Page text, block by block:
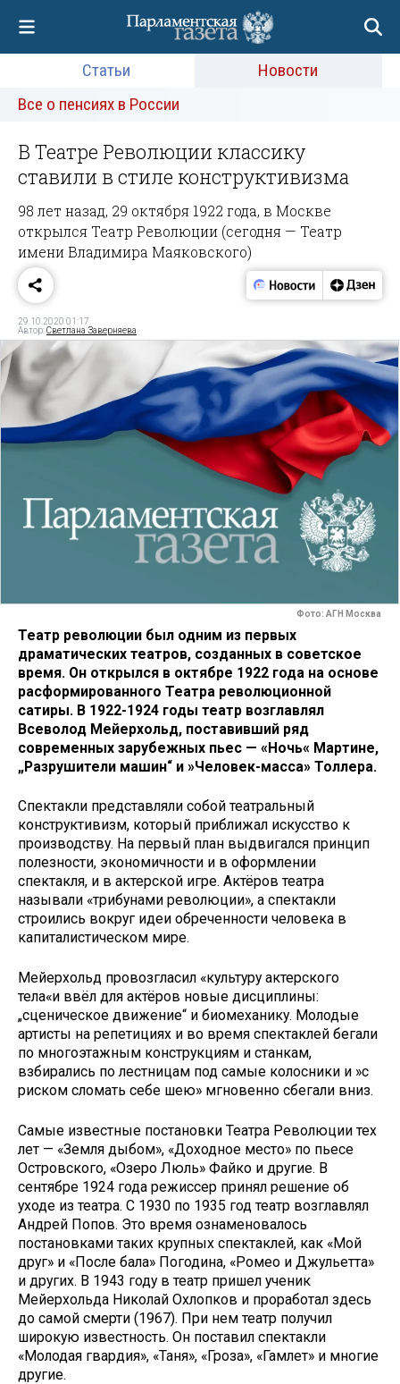
Статьи
Новости
Все о пенсиях в России
В Театре Революции классику
ставили в стиле конструктивизма
98 лет назад, 29 октября 1922 года, в Москве
открылся Театр Революции (сегодня — Театр
имени Владимира Маяковского)
29.10.2020 01:17
Автор:Светлана Заверняева
Фото: АГН Москва
Театр революции был одним из первых
драматических театров, созданных в советское
время. Он открылся в октябре 1922 года на основе
расформированного Театра революционной
сатиры. В 1922-1924 годы театр возглавлял
Всеволод Мейерхольд, поставивший ряд
современных зарубежных пьес — «Ночь« Мартине,
„Разрушители машин“ и »Человек-масса» Толлера.
Спектакли представляли собой театральный
конструктивизм, который приближал искусство к
производству. На первый план выдвигался принцип
полезности, экономичности и в оформлении
спектакля, и в актерской игре. Актёров театра
называли «трибунами революции», а спектакли
строились вокруг идеи обреченности человека в
капиталистическом мире.
Мейерхольд провозгласил «культуру актерского
тела«и ввёл для актёров новые дисциплины:
„сценическое движение“ и биомеханику. Молодые
артисты на репетициях и во время спектаклей бегали
по многоэтажным конструкциям и станкам,
взбирались по лестницам под самые колосники и »с
риском сломать себе шею» мгновенно сбегали вниз.
Самые известные постановки Театра Революции тех
лет — «Земля дыбом», «Доходное место» по пьесе
Островского, «Озеро Люль» Файко и другие. В
сентябре 1924 года режиссер принял решение об
уходе из театра. С 1930 по 1935 год театр возглавлял
Андрей Попов. Это время ознаменовалось
постановками таких крупных спектаклей, как «Мой
друг» и «После бала» Погодина, «Ромео и Джульетта»
и других. В 1943 году в театр пришел ученик
Мейерхольда Николай Охлопков и проработал здесь
до самой смерти (1967). При нем театр получил
широкую известность. Он поставил спектакли
«Молодая гвардия», «Таня», «Гроза», «Гамлет» и многие
другие.